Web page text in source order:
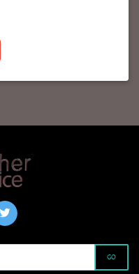
i
GO